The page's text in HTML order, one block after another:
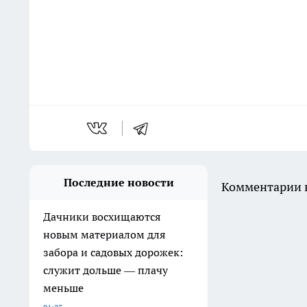
Последние новости
Дачники восхищаются
новым материалом для
забора и садовых дорожек:
служит дольше — плачу
меньше
Комментарии